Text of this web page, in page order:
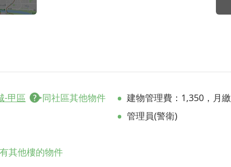
-甲區
同社區其他物件
其他樓的物件
建物管理費：1,350，月繳
管理員(警衛)